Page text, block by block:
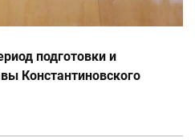
подготовки и
Константиновского